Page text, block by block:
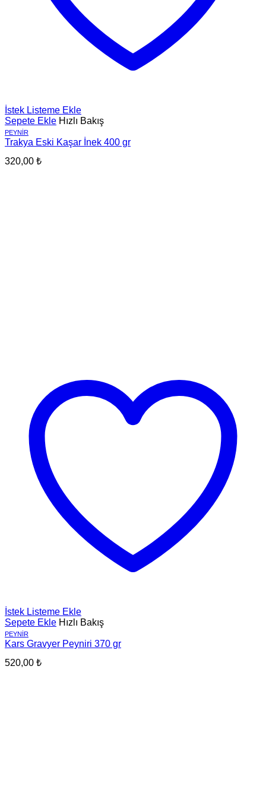
İstek Listeme Ekle
Sepete Ekle Hızlı Bakış
PEYNIR
Trakya Eski Kaşar İnek 400 gr
320,00 ₺
İstek Listeme Ekle
Sepete Ekle Hızlı Bakış
PEYNIR
Kars Gravyer Peyniri 370 gr
520,00 ₺